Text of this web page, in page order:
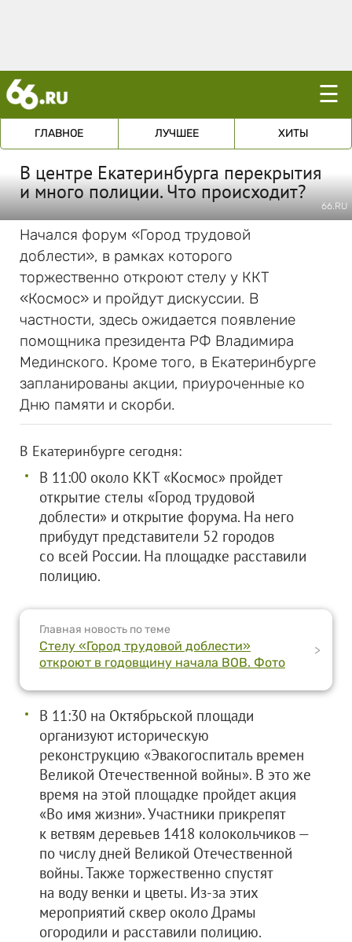
☰
ГЛАВНОЕ ЛУЧШЕЕ ХИТЫ
В центре Екатеринбурга перекрытия
и много полиции. Что происходит?
66.RU
Начался форум «Город трудовой
доблести», в рамках которого
торжественно откроют стелу у ККТ
«Космос» и пройдут дискуссии. В
частности, здесь ожидается появление
помощника президента РФ Владимира
Мединского. Кроме того, в Екатеринбурге
запланированы акции, приуроченные ко
Дню памяти и скорби.
В Екатеринбурге сегодня:
В 11:00 около ККТ «Космос» пройдет
открытие стелы «Город трудовой
доблести» и открытие форума. На него
прибудут представители 52 городов
со всей России. На площадке расставили
полицию.
Главная новость по теме
Стелу «Город трудовой доблести»
откроют в годовщину начала ВОВ. Фото
>
В 11:30 на Октябрьской площади
организуют историческую
реконструкцию «Эвакогоспиталь времен
Великой Отечественной войны». В это же
время на этой площадке пройдет акция
«Во имя жизни». Участники прикрепят
к ветвям деревьев 1418 колокольчиков —
по числу дней Великой Отечественной
войны. Также торжественно спустят
на воду венки и цветы. Из-за этих
мероприятий сквер около Драмы
огородили и расставили полицию.